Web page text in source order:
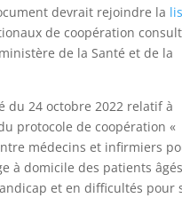
devrait rejoindre la
de coopération
de la Santé et de la
du 24 octobre 2022 relatif à
protocole de coopération «
médecins et infirmiers
à domicile des patients
et en difficultés pour